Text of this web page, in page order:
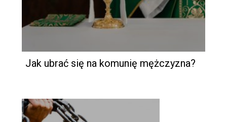
Jak ubrać się na komunię mężczyzna?